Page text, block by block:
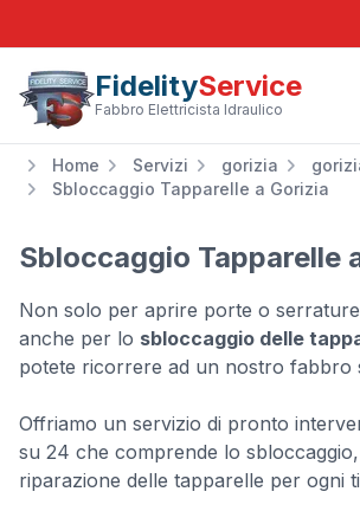
FidelityService
Fabbro Elettricista Idraulico
Home Servizi gorizia
Sbloccaggio Tapparelle a Gorizia
Sbloccaggio Tapparelle
Non solo per aprire porte o
anche per lo sbloccaggio delle
potete ricorrere ad un nostro fabbro
Offriamo un servizio di pronto
su 24 che comprende lo
riparazione delle tapparelle per ogni